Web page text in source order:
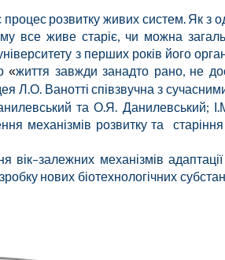
розвитку живих систем. Як з
все живе старіє, чи можна
з перших років його
«життя завжди занадто рано, не
Л.О. Ванотті співзвучна з
та О.Я. Данилевський;
механізмів розвитку та старіння
механізмів адаптації
нових біотехнологічних